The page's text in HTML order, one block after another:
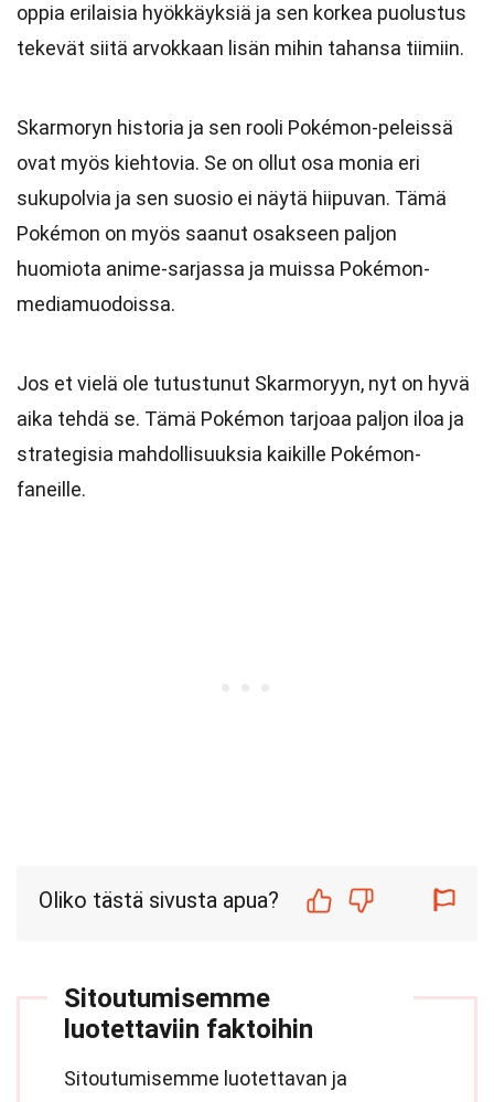
oppia erilaisia hyökkäyksiä ja sen korkea puolustus
tekevät siitä arvokkaan lisän mihin tahansa tiimiin.
Skarmoryn historia ja sen rooli Pokémon-peleissä
ovat myös kiehtovia. Se on ollut osa monia eri
sukupolvia ja sen suosio ei näytä hiipuvan. Tämä
Pokémon on myös saanut osakseen paljon
huomiota anime-sarjassa ja muissa Pokémon-
mediamuodoissa.
Jos et vielä ole tutustunut Skarmoryyn, nyt on hyvä
aika tehdä se. Tämä Pokémon tarjoaa paljon iloa ja
strategisia mahdollisuuksia kaikille Pokémon-
faneille.
Oliko tästä sivusta apua?
Sitoutumisemme
luotettaviin faktoihin
Sitoutumisemme luotettavan ja